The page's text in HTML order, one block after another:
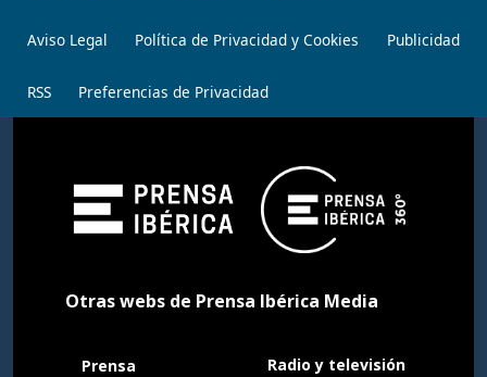
Aviso Legal Política de Privacidad y Cookies Publicidad
RSS Preferencias de Privacidad
Otras webs de Prensa Ibérica Media
Prensa Radio y televisión